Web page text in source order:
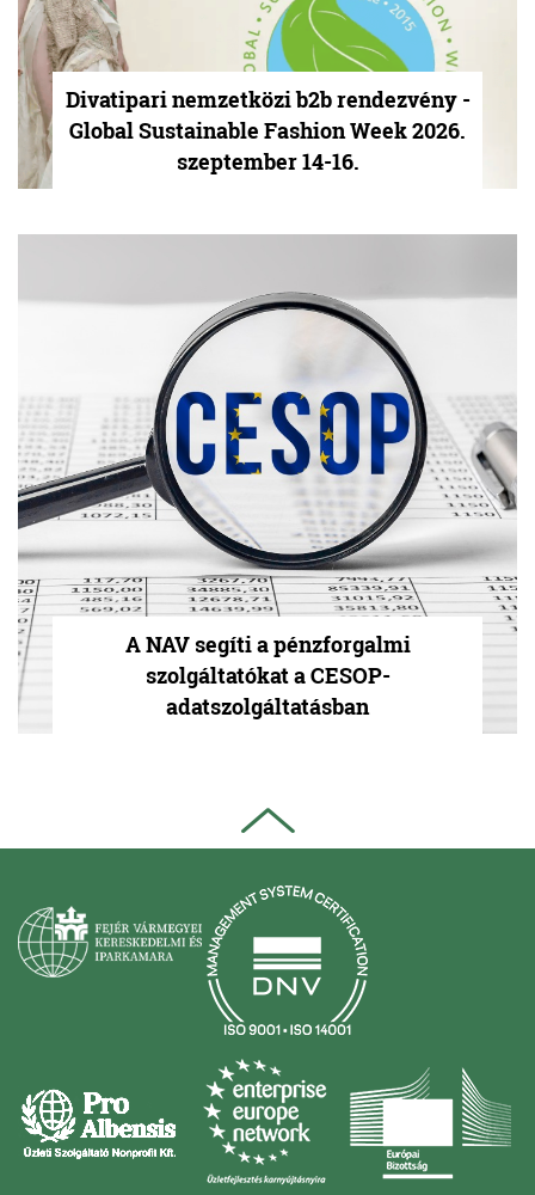
Divatipari nemzetközi b2b rendezvény -
Global Sustainable Fashion Week 2026.
szeptember 14-16.
A NAV segíti a pénzforgalmi
szolgáltatókat a CESOP-
adatszolgáltatásban